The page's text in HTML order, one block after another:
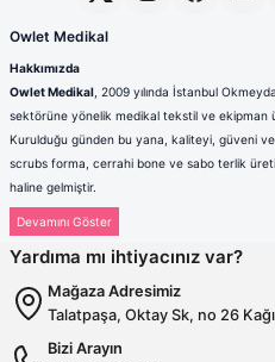
Owlet Medikal
Hakkımızda
Owlet Medikal , 2009 yılında İstanbul
sektörüne yönelik medikal tekstil ve ekipman
Kurulduğu günden bu yana, kaliteyi, güveni
scrubs forma, cerrahi bone ve sabo terlik
haline gelmiştir.
Sağlık çalışanlarının mesleki hayatlarında
standartlarını karşılamak amacıyla faaliyet
deneyimli kadrosu ve müşteri odaklı
biri, ulusal ve uluslararası kalite
özenle tasarlanmakta ve üretilmektedir.
Scrubs Formada Uzmanlık
Owlet Medikal tarafından üretilen
Yardıma mı ihtiyacınız var?
Mağaza Adresimiz
Talatpaşa, Oktay Sk, no 26
Bizi Arayın